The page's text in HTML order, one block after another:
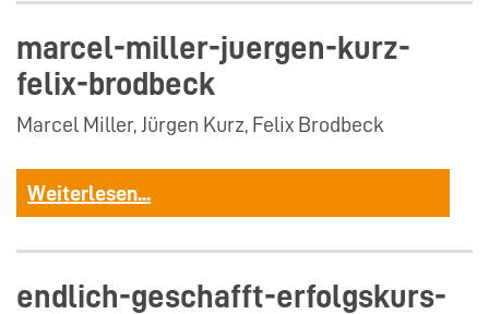
marcel-miller-juergen-kurz-
felix-brodbeck
Marcel Miller, Jürgen Kurz, Felix Brodbeck
Weiterlesen...
endlich-geschafft-erfolgskurs-